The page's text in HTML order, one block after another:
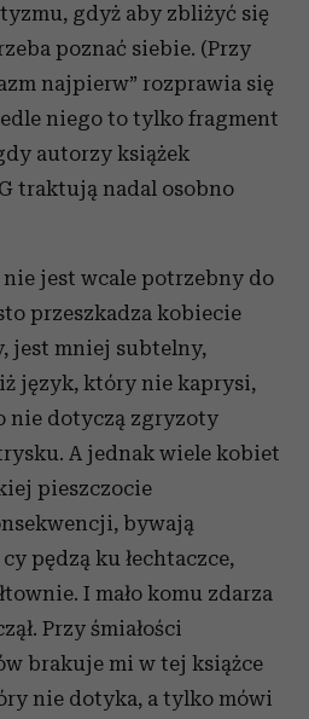
gdyż aby zbliżyć się
poznać siebie. (Przy
najpierw” rozprawia się
niego to tylko fragment
autorzy książek
traktują nadal osobno
nie jest wcale potrzebny do
przeszkadza kobiecie
jest mniej subtelny,
język, który nie kaprysi,
nie dotyczą zgryzoty
A jednak wiele kobiet
pieszczocie
bywają
pędzą ku łechtaczce,
I mało komu zdarza
Przy śmiałości
brakuje mi w tej książce
nie dotyka, a tylko mówi